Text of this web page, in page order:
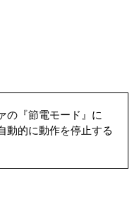
の『節電モード』に
動的に動作を停止する